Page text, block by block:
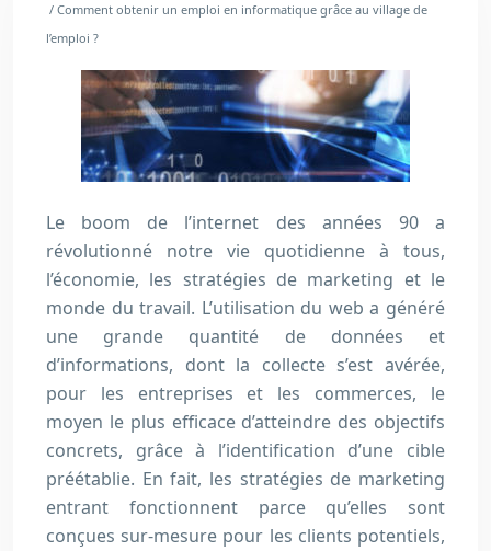
/ Comment obtenir un emploi en informatique grâce au village de
l’emploi ?
Le boom de l’internet des années 90 a
révolutionné notre vie quotidienne à tous,
l’économie, les stratégies de marketing et le
monde du travail. L’utilisation du web a généré
une grande quantité de données et
d’informations, dont la collecte s’est avérée,
pour les entreprises et les commerces, le
moyen le plus efficace d’atteindre des objectifs
concrets, grâce à l’identification d’une cible
préétablie. En fait, les stratégies de marketing
entrant fonctionnent parce qu’elles sont
conçues sur-mesure pour les clients potentiels,